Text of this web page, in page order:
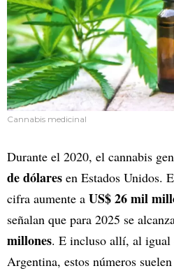
Cannabis medicinal
Durante el 2020, el cannabis
de dólares en Estados Unidos.
cifra aumente a US$ 26 mil
señalan que para 2025 se
millones. E incluso allí, al igual
Argentina, estos números